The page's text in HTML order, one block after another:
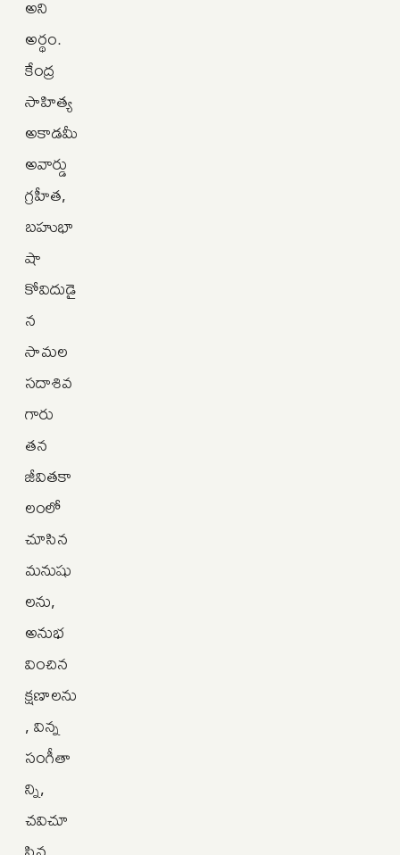
అని
అర్థం.
కేంద్ర
సాహిత్య
అకాడమీ
అవార్డు
గ్రహీత,
బహుభా
షా
కోవిదుడై
న
సామల
సదాశివ
గారు
తన
జీవితకా
లంలో
చూసిన
మనుషు
లను,
అనుభ
వించిన
క్షణాలను
, విన్న
సంగీతా
న్ని,
చవిచూ